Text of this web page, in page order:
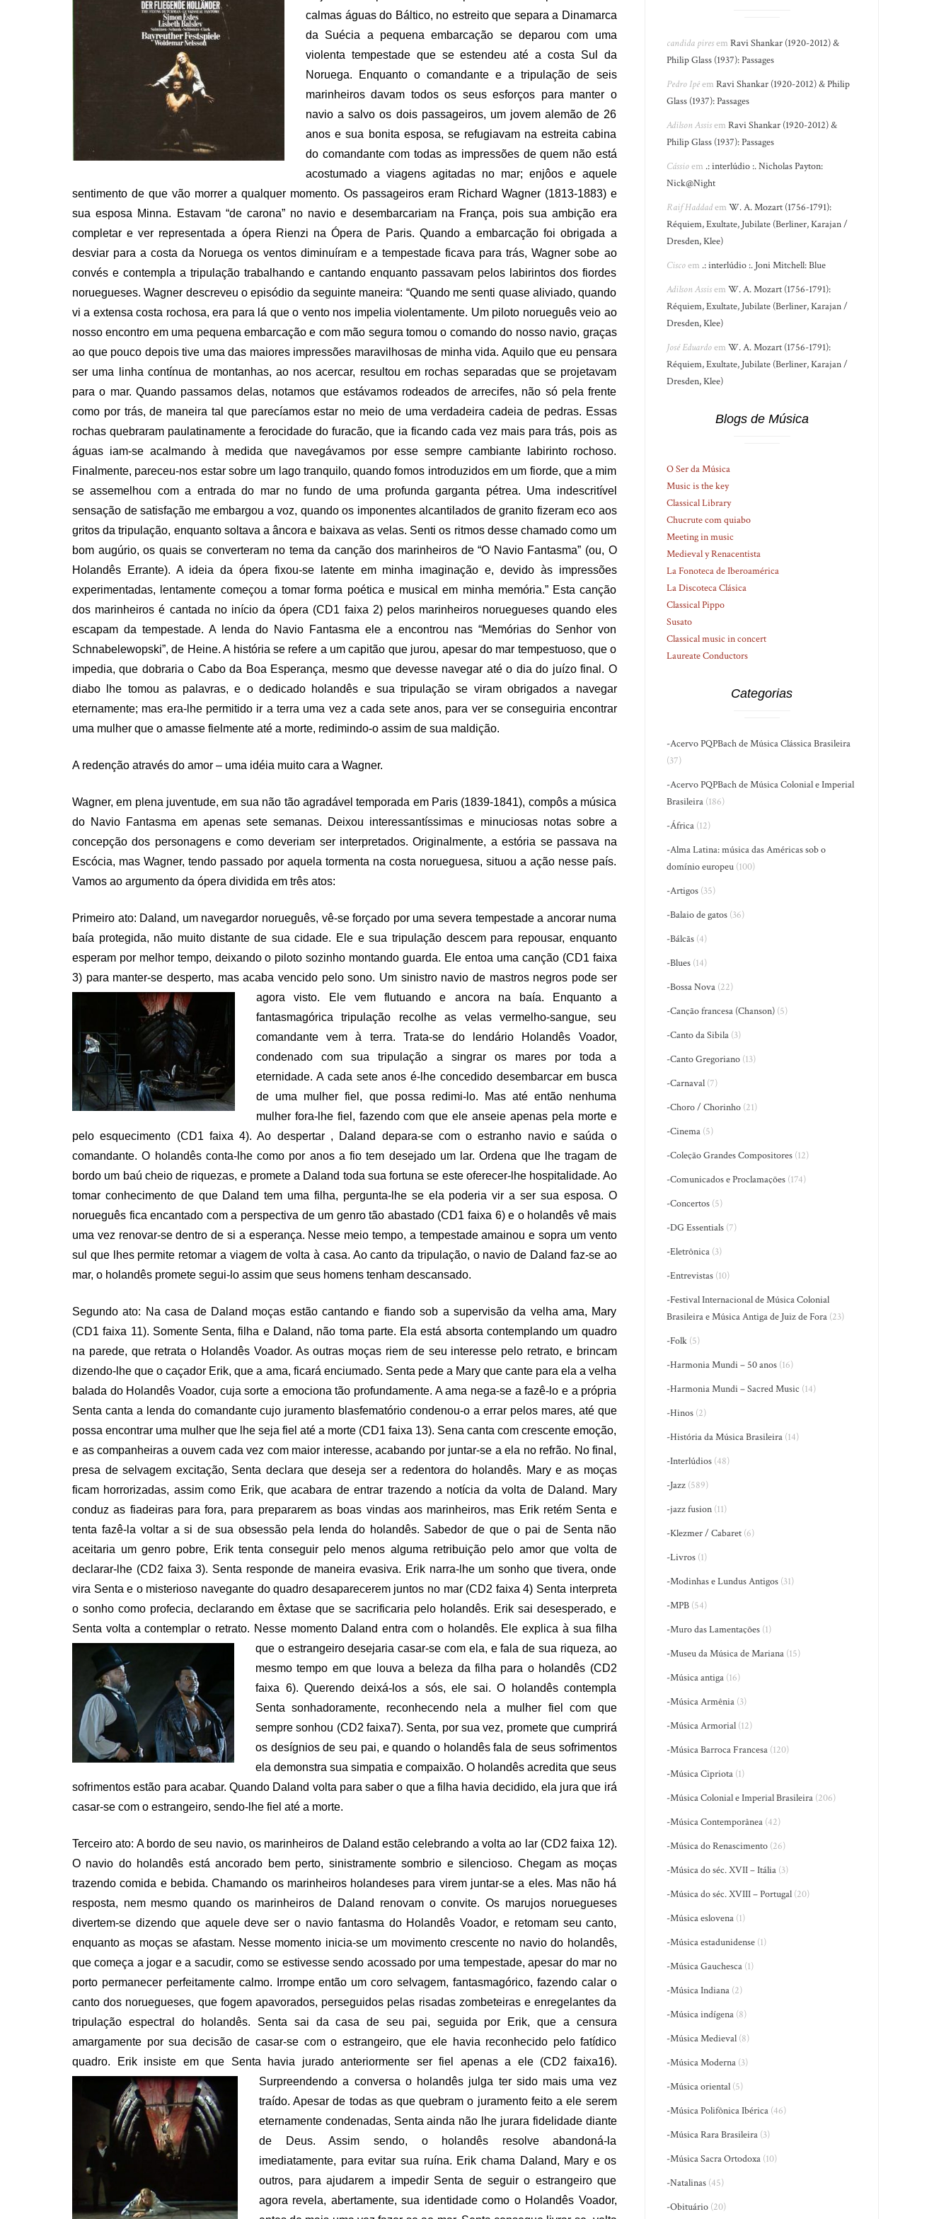
calmas águas do Báltico, no estreito que separa a Dinamarca
da Suécia a pequena embarcação se deparou com uma
violenta tempestade que se estendeu até a costa Sul da
Noruega. Enquanto o comandante e a tripulação de seis
marinheiros davam todos os seus esforços para manter o
navio a salvo os dois passageiros, um jovem alemão de 26
anos e sua bonita esposa, se refugiavam na estreita cabina
do comandante com todas as impressões de quem não está
acostumado a viagens agitadas no mar; enjôos e aquele
sentimento de que vão morrer a qualquer momento. Os passageiros eram Richard Wagner (1813-1883) e
sua esposa Minna. Estavam “de carona” no navio e desembarcariam na França, pois sua ambição era
completar e ver representada a ópera Rienzi na Ópera de Paris. Quando a embarcação foi obrigada a
desviar para a costa da Noruega os ventos diminuíram e a tempestade ficava para trás, Wagner sobe ao
convés e contempla a tripulação trabalhando e cantando enquanto passavam pelos labirintos dos fiordes
noruegueses. Wagner descreveu o episódio da seguinte maneira: “Quando me senti quase aliviado, quando
vi a extensa costa rochosa, era para lá que o vento nos impelia violentamente. Um piloto norueguês veio ao
nosso encontro em uma pequena embarcação e com mão segura tomou o comando do nosso navio, graças
ao que pouco depois tive uma das maiores impressões maravilhosas de minha vida. Aquilo que eu pensara
ser uma linha contínua de montanhas, ao nos acercar, resultou em rochas separadas que se projetavam
para o mar. Quando passamos delas, notamos que estávamos rodeados de arrecifes, não só pela frente
como por trás, de maneira tal que parecíamos estar no meio de uma verdadeira cadeia de pedras. Essas
rochas quebraram paulatinamente a ferocidade do furacão, que ia ficando cada vez mais para trás, pois as
águas iam-se acalmando à medida que navegávamos por esse sempre cambiante labirinto rochoso.
Finalmente, pareceu-nos estar sobre um lago tranquilo, quando fomos introduzidos em um fiorde, que a mim
se assemelhou com a entrada do mar no fundo de uma profunda garganta pétrea. Uma indescritível
sensação de satisfação me embargou a voz, quando os imponentes alcantilados de granito fizeram eco aos
gritos da tripulação, enquanto soltava a âncora e baixava as velas. Senti os ritmos desse chamado como um
bom augúrio, os quais se converteram no tema da canção dos marinheiros de “O Navio Fantasma” (ou, O
Holandês Errante). A ideia da ópera fixou-se latente em minha imaginação e, devido às impressões
experimentadas, lentamente começou a tomar forma poética e musical em minha memória.” Esta canção
dos marinheiros é cantada no início da ópera (CD1 faixa 2) pelos marinheiros noruegueses quando eles
escapam da tempestade. A lenda do Navio Fantasma ele a encontrou nas “Memórias do Senhor von
Schnabelewopski”, de Heine. A história se refere a um capitão que jurou, apesar do mar tempestuoso, que o
impedia, que dobraria o Cabo da Boa Esperança, mesmo que devesse navegar até o dia do juízo final. O
diabo lhe tomou as palavras, e o dedicado holandês e sua tripulação se viram obrigados a navegar
eternamente; mas era-lhe permitido ir a terra uma vez a cada sete anos, para ver se conseguiria encontrar
uma mulher que o amasse fielmente até a morte, redimindo-o assim de sua maldição.
A redenção através do amor – uma idéia muito cara a Wagner.
Wagner, em plena juventude, em sua não tão agradável temporada em Paris (1839-1841), compôs a música
do Navio Fantasma em apenas sete semanas. Deixou interessantíssimas e minuciosas notas sobre a
concepção dos personagens e como deveriam ser interpretados. Originalmente, a estória se passava na
Escócia, mas Wagner, tendo passado por aquela tormenta na costa norueguesa, situou a ação nesse país.
Vamos ao argumento da ópera dividida em três atos:
Primeiro ato: Daland, um navegardor norueguês, vê-se forçado por uma severa tempestade a ancorar numa
baía protegida, não muito distante de sua cidade. Ele e sua tripulação descem para repousar, enquanto
esperam por melhor tempo, deixando o piloto sozinho montando guarda. Ele entoa uma canção (CD1 faixa
3) para manter-se desperto, mas acaba vencido pelo sono. Um sinistro navio de mastros negros pode ser
agora visto.
Ele vem flutuando e ancora na baía. Enquanto a
fantasmagórica tripulação recolhe as velas vermelho-sangue, seu
comandante vem à terra. Trata-se do lendário Holandês Voador,
condenado com sua tripulação a singrar os mares por toda a
eternidade. A cada sete anos é-lhe concedido desembarcar em busca
de uma mulher fiel, que possa redimi-lo. Mas até então nenhuma
mulher fora-lhe fiel, fazendo com que ele anseie apenas pela morte e
pelo esquecimento (CD1 faixa 4). Ao despertar , Daland depara-se com o estranho navio e saúda o
comandante. O holandês conta-lhe como por anos a fio tem desejado um lar. Ordena que lhe tragam de
bordo um baú cheio de riquezas, e promete a Daland toda sua fortuna se este oferecer-lhe hospitalidade. Ao
tomar conhecimento de que Daland tem uma filha, pergunta-lhe se ela poderia vir a ser sua esposa. O
norueguês fica encantado com a perspectiva de um genro tão abastado (CD1 faixa 6) e o holandês vê mais
uma vez renovar-se dentro de si a esperança. Nesse meio tempo, a tempestade amainou e sopra um vento
sul que lhes permite retomar a viagem de volta à casa. Ao canto da tripulação, o navio de Daland faz-se ao
mar, o holandês promete segui-lo assim que seus homens tenham descansado.
Segundo ato: Na casa de Daland moças estão cantando e fiando sob a supervisão da velha ama, Mary
(CD1 faixa 11). Somente Senta, filha e Daland, não toma parte. Ela está absorta contemplando um quadro
na parede, que retrata o Holandês Voador. As outras moças riem de seu interesse pelo retrato, e brincam
dizendo-lhe que o caçador Erik, que a ama, ficará enciumado. Senta pede a Mary que cante para ela a velha
balada do Holandês Voador, cuja sorte a emociona tão profundamente. A ama nega-se a fazê-lo e a própria
Senta canta a lenda do comandante cujo juramento blasfematório condenou-o a errar pelos mares, até que
possa encontrar uma mulher que lhe seja fiel até a morte (CD1 faixa 13). Sena canta com crescente emoção,
e as companheiras a ouvem cada vez com maior interesse, acabando por juntar-se a ela no refrão. No final,
presa de selvagem excitação, Senta declara que deseja ser a redentora do holandês. Mary e as moças
ficam horrorizadas, assim como Erik, que acabara de entrar trazendo a notícia da volta de Daland. Mary
conduz as fiadeiras para fora, para prepararem as boas vindas aos marinheiros, mas Erik retém Senta e
tenta fazê-la voltar a si de sua obsessão pela lenda do holandês. Sabedor de que o pai de Senta não
aceitaria um genro pobre, Erik tenta conseguir pelo menos alguma retribuição pelo amor que volta de
declarar-lhe (CD2 faixa 3). Senta responde de maneira evasiva. Erik narra-lhe um sonho que tivera, onde
vira Senta e o misterioso navegante do quadro desaparecerem juntos no mar (CD2 faixa 4) Senta interpreta
o sonho como profecia, declarando em êxtase que se sacrificaria pelo holandês. Erik sai desesperado, e
Senta volta a contemplar o retrato. Nesse momento Daland entra com o holandês. Ele explica à sua filha
que o estrangeiro desejaria casar-se com ela, e fala de sua riqueza, ao
mesmo tempo em que louva a beleza da filha para o holandês (CD2
faixa 6). Querendo deixá-los a sós, ele sai. O holandês contempla
Senta sonhadoramente, reconhecendo nela a mulher fiel com que
sempre sonhou (CD2 faixa7). Senta, por sua vez, promete que cumprirá
os desígnios de seu pai, e quando o holandês fala de seus sofrimentos
ela demonstra sua simpatia e compaixão. O holandês acredita que seus
sofrimentos estão para acabar. Quando Daland volta para saber o que a filha havia decidido, ela jura que irá
casar-se com o estrangeiro, sendo-lhe fiel até a morte.
Terceiro ato: A bordo de seu navio, os marinheiros de Daland estão celebrando a volta ao lar (CD2 faixa 12).
O navio do holandês está ancorado bem perto, sinistramente sombrio e silencioso. Chegam as moças
trazendo comida e bebida. Chamando os marinheiros holandeses para virem juntar-se a eles. Mas não há
resposta, nem mesmo quando os marinheiros de Daland renovam o convite. Os marujos noruegueses
divertem-se dizendo que aquele deve ser o navio fantasma do Holandês Voador, e retomam seu canto,
enquanto as moças se afastam. Nesse momento inicia-se um movimento crescente no navio do holandês,
que começa a jogar e a sacudir, como se estivesse sendo acossado por uma tempestade, apesar do mar no
porto permanecer perfeitamente calmo. Irrompe então um coro selvagem, fantasmagórico, fazendo calar o
canto dos noruegueses, que fogem apavorados, perseguidos pelas risadas zombeteiras e enregelantes da
tripulação espectral do holandês. Senta sai da casa de seu pai, seguida por Erik, que a censura
amargamente por sua decisão de casar-se com o estrangeiro, que ele havia reconhecido pelo fatídico
quadro. Erik insiste em que Senta havia jurado anteriormente ser fiel apenas a ele (CD2 faixa16).
Surpreendendo a conversa o holandês julga ter sido mais uma vez
traído. Apesar de todas as que quebram o juramento feito a ele serem
eternamente condenadas, Senta ainda não lhe jurara fidelidade diante
de Deus. Assim sendo, o holandês resolve abandoná-la
imediatamente, para evitar sua ruína. Erik chama Daland, Mary e os
outros, para ajudarem a impedir Senta de seguir o estrangeiro que
agora revela, abertamente, sua identidade como o Holandês Voador,
candida piresemRavi Shankar (1920-2012) &
Philip Glass (1937): Passages
Pedro IpêemRavi Shankar (1920-2012) & Philip
Glass (1937): Passages
Adilson AssisemRavi Shankar (1920-2012) &
Philip Glass (1937): Passages
Cássioem .: interlúdio :. Nicholas Payton:
Nick@Night
Raif HaddademW. A. Mozart (1756-1791):
Réquiem, Exultate, Jubilate (Berliner, Karajan /
Dresden, Klee)
Ciscoem .: interlúdio :. Joni Mitchell: Blue
Adilson AssisemW. A. Mozart (1756-1791):
Réquiem, Exultate, Jubilate (Berliner, Karajan /
Dresden, Klee)
José EduardoemW. A. Mozart (1756-1791):
Réquiem, Exultate, Jubilate (Berliner, Karajan /
Dresden, Klee)
Blogs de Música
O Ser da Música
Music is the key
Classical Library
Chucrute com quiabo
Meeting in music
Medieval y Renacentista
La Fonoteca de Iberoamérica
La Discoteca Clásica
Classical Pippo
Susato
Classical music in concert
Laureate Conductors
Categorias
-Acervo PQPBach de Música Clássica Brasileira
(37)
-Acervo PQPBach de Música Colonial e Imperial
Brasileira (186)
-África (12)
-Alma Latina: música das Américas sob o
domínio europeu (100)
-Artigos (35)
-Balaio de gatos (36)
-Bálcãs (4)
-Blues (14)
-Bossa Nova (22)
-Canção francesa (Chanson) (5)
-Canto da Sibila (3)
-Canto Gregoriano (13)
-Carnaval (7)
-Choro / Chorinho (21)
-Cinema (5)
-Coleção Grandes Compositores (12)
-Comunicados e Proclamações (174)
-Concertos (5)
-DG Essentials (7)
-Eletrônica (3)
-Entrevistas (10)
-Festival Internacional de Música Colonial
Brasileira e Música Antiga de Juiz de Fora (23)
-Folk (5)
-Harmonia Mundi – 50 anos (16)
-Harmonia Mundi – Sacred Music (14)
-Hinos (2)
-História da Música Brasileira (14)
-Interlúdios (48)
-Jazz (589)
-jazz fusion (11)
-Klezmer / Cabaret (6)
-Livros (1)
-Modinhas e Lundus Antigos (31)
-MPB (54)
-Muro das Lamentações (1)
-Museu da Música de Mariana (15)
-Música antiga (16)
-Música Armênia (3)
-Música Armorial (12)
-Música Barroca Francesa (120)
-Música Cipriota (1)
-Música Colonial e Imperial Brasileira (206)
-Música Contemporânea (42)
-Música do Renascimento (26)
-Música do séc. XVII – Itália (3)
-Música do séc. XVIII – Portugal (20)
-Música eslovena (1)
-Música estadunidense (1)
-Música Gauchesca (1)
-Música Indiana (2)
-Música indígena (8)
-Música Medieval (8)
-Música Moderna (3)
-Música oriental (5)
-Música Polifônica Ibérica (46)
-Música Rara Brasileira (3)
-Música Sacra Ortodoxa (10)
-Natalinas (45)
-Obituário (20)